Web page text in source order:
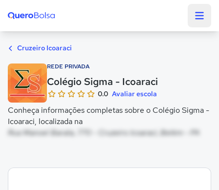
Cruzeiro Icoaraci
REDE PRIVADA
Colégio Sigma - Icoaraci
0.0 Avaliar escola
Conheça informações completas sobre o Colégio Sigma -
Icoaraci, localizada na
Rua Manoel Barata, 770 - Cruzeiro Icoaraci, Belém - PA